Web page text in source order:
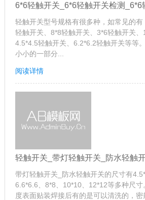
6*6轻触开关_6*6轻触开关检测_6*6
轻触开关型号规格有很多种，如常见的
轻触开关、8*8轻触开关、3*6轻触开关、
4.5*4.5轻触开关、6.2*6.2轻触开关等等
小小的一部分...
阅读详情
轻触开关_带灯轻触开关_防水轻触
带灯轻触开关_防水轻触开关的尺寸有
6.6*6.6、8*8、10*10、12*12等多种尺
度表面贴装焊接后有的是可以清洗的，